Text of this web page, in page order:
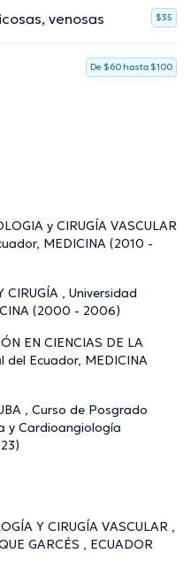
venosas $35
De $60 hasta $100
y CIRUGÍA VASCULAR
MEDICINA (2010 -
CIRUGÍA , Universidad
(2000 - 2006)
EN CIENCIAS DE LA
del Ecuador, MEDICINA
, Curso de Posgrado
y Cardioangiología
Y CIRUGÍA VASCULAR ,
GARCÉS , ECUADOR